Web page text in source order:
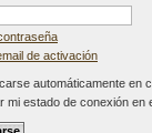
de activación
automáticamente en
mi estado de conexión en